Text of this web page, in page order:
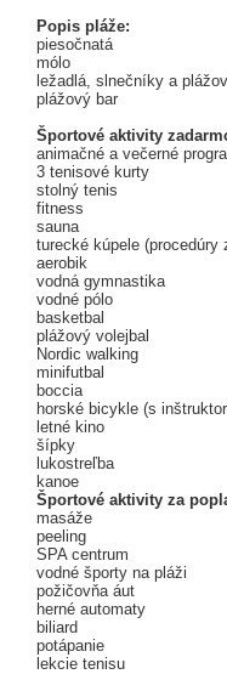
Popis pláže:
piesočnatá
mólo
ležadlá, slnečníky a
plážový bar
Športové aktivity
animačné a večerné
3 tenisové kurty
stolný tenis
fitness
sauna
turecké kúpele (procedúry
aerobik
vodná gymnastika
vodné pólo
basketbal
plážový volejbal
Nordic walking
minifutbal
boccia
horské bicykle (s
letné kino
šípky
lukostreľba
kanoe
Športové aktivity za
masáže
peeling
SPA centrum
vodné športy na pláži
požičovňa áut
herné automaty
biliard
potápanie
lekcie tenisu